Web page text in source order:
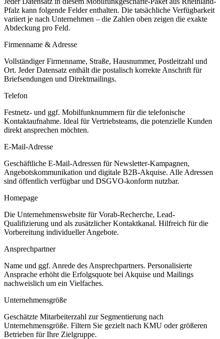
Pfalz kann folgende Felder enthalten. Die tatsächliche Verfügbarkeit
variiert je nach Unternehmen – die Zahlen oben zeigen die exakte
Abdeckung pro Feld.
Firmenname & Adresse
Vollständiger Firmenname, Straße, Hausnummer, Postleitzahl und
Ort. Jeder Datensatz enthält die postalisch korrekte Anschrift für
Briefsendungen und Direktmailings.
Telefon
Festnetz- und ggf. Mobilfunknummern für die telefonische
Kontaktaufnahme. Ideal für Vertriebsteams, die potenzielle Kunden
direkt ansprechen möchten.
E-Mail-Adresse
Geschäftliche E-Mail-Adressen für Newsletter-Kampagnen,
Angebotskommunikation und digitale B2B-Akquise. Alle Adressen
sind öffentlich verfügbar und DSGVO-konform nutzbar.
Homepage
Die Unternehmenswebsite für Vorab-Recherche, Lead-
Qualifizierung und als zusätzlicher Kontaktkanal. Hilfreich für die
Vorbereitung individueller Angebote.
Ansprechpartner
Name und ggf. Anrede des Ansprechpartners. Personalisierte
Ansprache erhöht die Erfolgsquote bei Akquise und Mailings
nachweislich um ein Vielfaches.
Unternehmensgröße
Geschätzte Mitarbeiterzahl zur Segmentierung nach
Unternehmensgröße. Filtern Sie gezielt nach KMU oder größeren
Betrieben für Ihre Zielgruppe.